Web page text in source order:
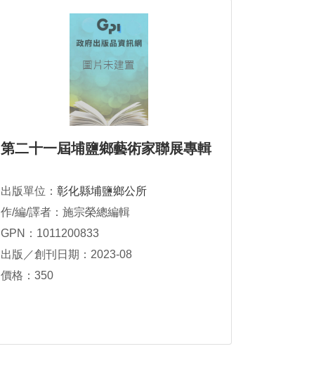
第二十一屆埔鹽鄉藝術家聯展專輯
出版單位： 彰化縣埔鹽鄉公所
作/編/譯者：施宗榮總編輯
GPN：1011200833
出版／創刊日期：2023-08
價格：350